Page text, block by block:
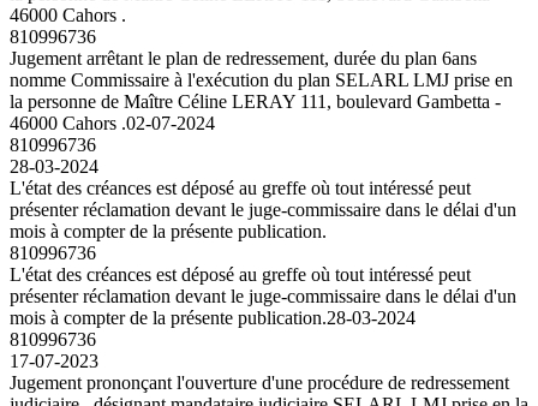
46000 Cahors .
810996736
Jugement arrêtant le plan de redressement, durée du plan 6ans
nomme Commissaire à l'exécution du plan SELARL LMJ prise en
la personne de Maître Céline LERAY 111, boulevard Gambetta -
46000 Cahors .02-07-2024
810996736
28-03-2024
L'état des créances est déposé au greffe où tout intéressé peut
présenter réclamation devant le juge-commissaire dans le délai d'un
mois à compter de la présente publication.
810996736
L'état des créances est déposé au greffe où tout intéressé peut
présenter réclamation devant le juge-commissaire dans le délai d'un
mois à compter de la présente publication.28-03-2024
810996736
17-07-2023
Jugement prononçant l'ouverture d'une procédure de redressement